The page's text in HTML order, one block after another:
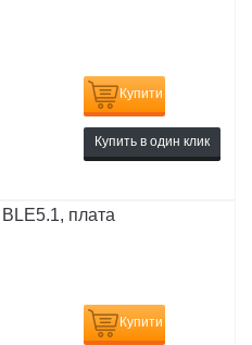
Купити
Купить в один клик
плата
Купити